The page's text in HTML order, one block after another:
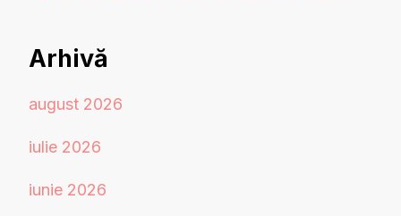
Arhivă
august 2026
iulie 2026
iunie 2026